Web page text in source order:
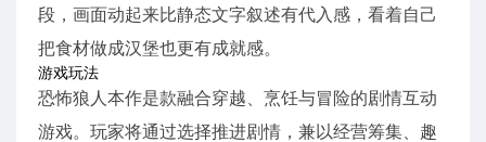
段，画面动起来比静态文字叙述有代入感，看着自己
把食材做成汉堡也更有成就感。
游戏玩法
恐怖狼人本作是款融合穿越、烹饪与冒险的剧情互动
游戏。玩家将通过选择推进剧情，兼以经营筹集、趣